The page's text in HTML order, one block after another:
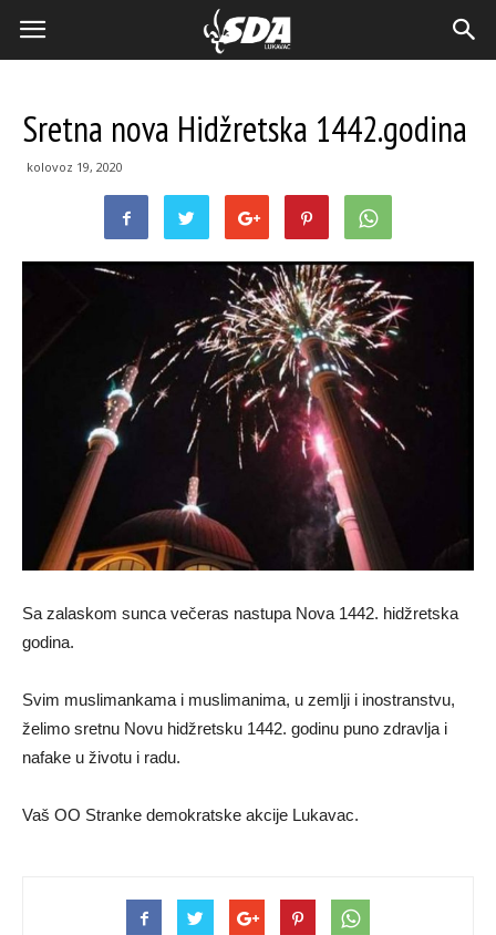
Sretna nova Hidžretska 1442.godina
kolovoz 19, 2020
Sa zalaskom sunca večeras nastupa Nova 1442. hidžretska
godina.
Svim muslimankama i muslimanima, u zemlji i inostranstvu,
želimo sretnu Novu hidžretsku 1442. godinu puno zdravlja i
nafake u životu i radu.
Vaš OO Stranke demokratske akcije Lukavac.